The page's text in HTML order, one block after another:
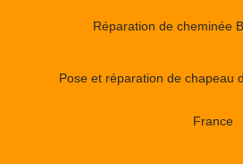
Réparation de cheminée
Pose et réparation de chapeau
France